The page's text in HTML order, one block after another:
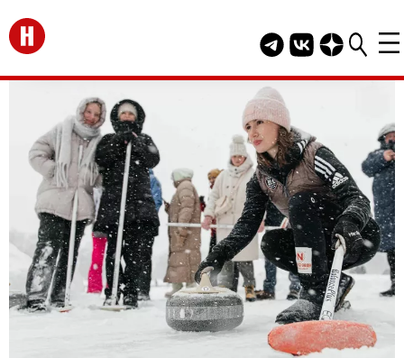
Перейти на главную
Telegram канал
Группа HELLO
Канал